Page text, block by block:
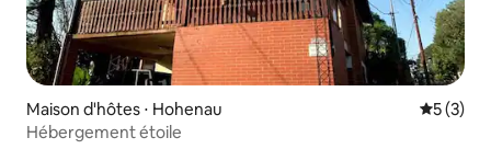
Maison d'hôtes ⋅ Hohenau
5 (3)
Hébergement étoile